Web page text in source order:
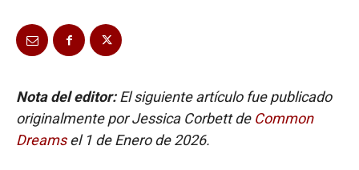
Nota del editor:El siguiente artículo fue publicado
originalmente por Jessica Corbett de Common
Dreamsel 1 de Enero de 2026.